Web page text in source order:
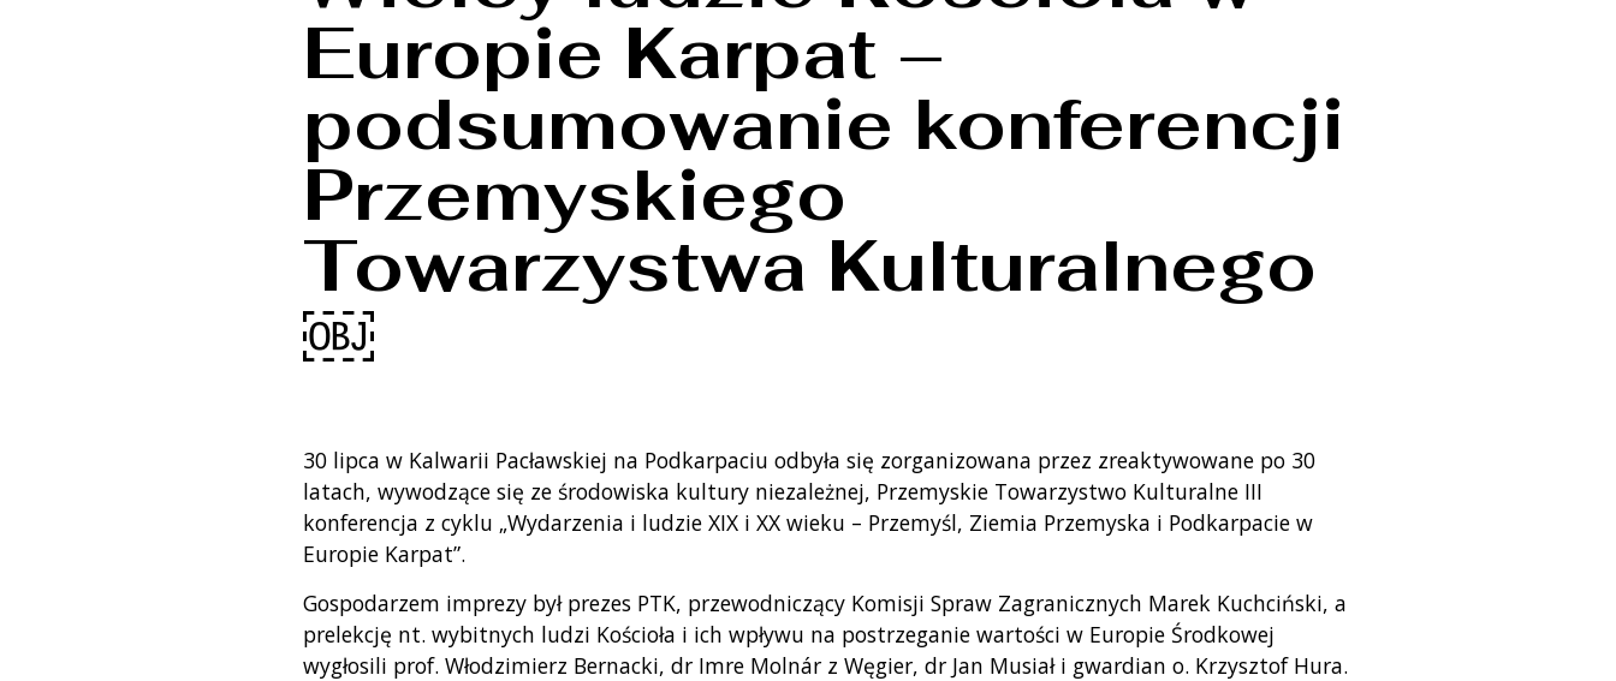
Europie Karpat –
podsumowanie konferencji
Przemyskiego
Towarzystwa Kulturalnego
￼
30 lipca w Kalwarii Pacławskiej na Podkarpaciu odbyła się zorganizowana przez zreaktywowane po 30
latach, wywodzące się ze środowiska kultury niezależnej, Przemyskie Towarzystwo Kulturalne III
konferencja z cyklu „Wydarzenia i ludzie XIX i XX wieku – Przemyśl, Ziemia Przemyska i Podkarpacie w
Europie Karpat”.
Gospodarzem imprezy był prezes PTK, przewodniczący Komisji Spraw Zagranicznych Marek Kuchciński, a
prelekcję nt. wybitnych ludzi Kościoła i ich wpływu na postrzeganie wartości w Europie Środkowej
wygłosili prof. Włodzimierz Bernacki, dr Imre Molnár z Węgier, dr Jan Musiał i gwardian o. Krzysztof Hura.